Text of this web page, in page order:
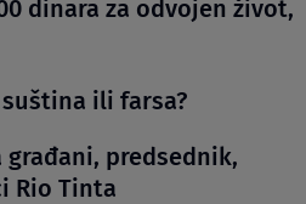
dinara za odvojen život,
ili farsa?
predsednik,
Rio Tinta